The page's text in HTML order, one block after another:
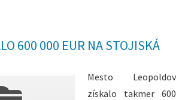
600 000 EUR NA STOJISKÁ
Mesto Leopoldov
získalo takmer 600